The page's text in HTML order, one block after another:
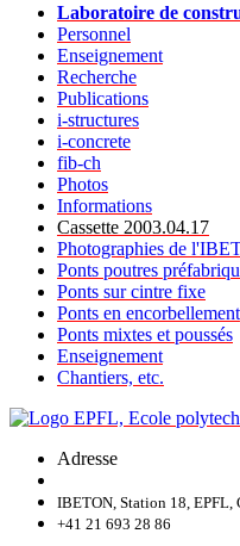
Laboratoire de
Personnel
Enseignement
Recherche
Publications
i-structures
i-concrete
fib-ch
Photos
Informations
Cassette 2003.04.17
Photographies de
Ponts poutres
Ponts sur cintre fixe
Ponts en encorbellement
Ponts mixtes et poussés
Enseignement
Chantiers, etc.
Adresse
IBETON, Station 18, EPFL,
+41 21 693 28 86